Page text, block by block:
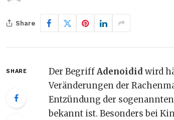
Share
SHARE Der BegriffAdenoidid wird
Veränderungen der
Entzündung der
bekannt ist. Besonders bei